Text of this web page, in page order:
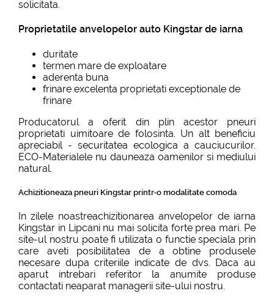
solicitata.
Proprietatile anvelopelor auto Kingstar de iarna
duritate
termen mare de exploatare
aderenta buna
frinare excelenta proprietati exceptionale de
frinare
Producatorul a oferit din plin acestor pneuri
proprietati uimitoare de folosinta. Un alt beneficiu
apreciabil - securitatea ecologica a cauciucurilor.
ECO-Materialele nu dauneaza oamenilor si mediului
natural.
Achizitioneaza pneuri Kingstar printr-o modalitate comoda
In zilele noastreachizitionarea anvelopelor de iarna
Kingstar in Lipcani nu mai solicita forte prea mari. Pe
site-ul nostru poate fi utilizata o functie speciala prin
care aveti posibilitatea de a obtine produsele
necesare dupa criteriile indicate de dvs. Daca au
aparut intrebari referitor la anumite produse
contactati neaparat managerii site-ului nostru.